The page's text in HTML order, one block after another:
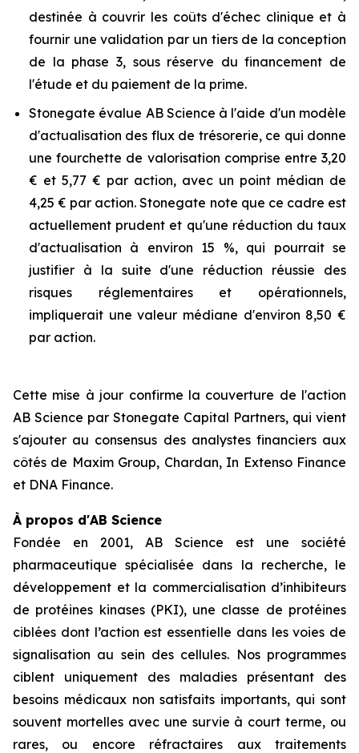
destinée à couvrir les coûts d'échec clinique et à
fournir une validation par un tiers de la conception
de la phase 3, sous réserve du financement de
l'étude et du paiement de la prime.
Stonegate évalue AB Science à l'aide d'un modèle
d'actualisation des flux de trésorerie, ce qui donne
une fourchette de valorisation comprise entre 3,20
€ et 5,77 € par action, avec un point médian de
4,25 € par action. Stonegate note que ce cadre est
actuellement prudent et qu'une réduction du taux
d'actualisation à environ 15 %, qui pourrait se
justifier à la suite d'une réduction réussie des
risques réglementaires et opérationnels,
impliquerait une valeur médiane d'environ 8,50 €
par action.
Cette mise à jour confirme la couverture de l'action
AB Science par Stonegate Capital Partners, qui vient
s'ajouter au consensus des analystes financiers aux
côtés de Maxim Group, Chardan, In Extenso Finance
et DNA Finance.
À propos d'AB Science
Fondée en 2001, AB Science est une société
pharmaceutique spécialisée dans la recherche, le
développement et la commercialisation d’inhibiteurs
de protéines kinases (PKI), une classe de protéines
ciblées dont l’action est essentielle dans les voies de
signalisation au sein des cellules. Nos programmes
ciblent uniquement des maladies présentant des
besoins médicaux non satisfaits importants, qui sont
souvent mortelles avec une survie à court terme, ou
rares, ou encore réfractaires aux traitements